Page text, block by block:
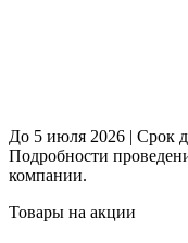
До 5 июля 2026 | Срок
Подробности
компании.
Товары на акции